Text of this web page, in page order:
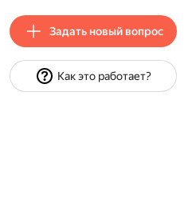
Задать новый вопрос
Как это работает?